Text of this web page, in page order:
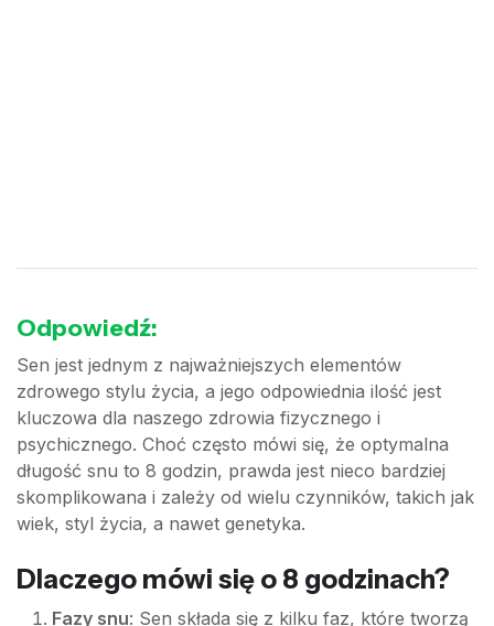
Odpowiedź:
Sen jest jednym z najważniejszych elementów
zdrowego stylu życia, a jego odpowiednia ilość jest
kluczowa dla naszego zdrowia fizycznego i
psychicznego. Choć często mówi się, że optymalna
długość snu to 8 godzin, prawda jest nieco bardziej
skomplikowana i zależy od wielu czynników, takich jak
wiek, styl życia, a nawet genetyka.
Dlaczego mówi się o 8 godzinach?
Fazy snu: Sen składa się z kilku faz, które tworzą